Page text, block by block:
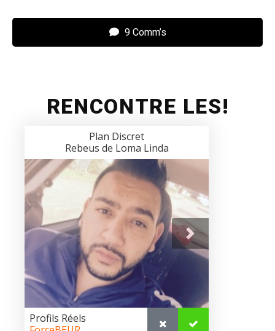
9 Comm’s
RENCONTRE LES!